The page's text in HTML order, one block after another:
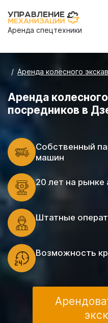
Аренда спецтехники
Аренда колёсного
Аренда
посредников в
Cобственный
машин
20 лет на
Штатные
Возможность